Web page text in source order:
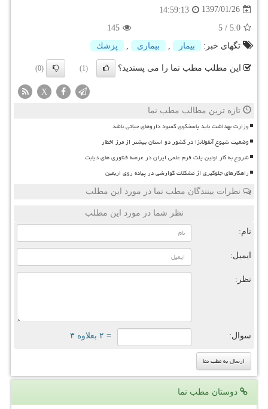
1397/01/26
14:59:13
5.0
/
5
145
تگهای خبر:
بیمار بیماری پزشك
این مطلب مطب نما را می پسندید؟ (1)
(0)
X
تازه ترین مطالب مطب نما
وزارت بهداشت باید پاسخگوی کمبود داروهای حیاتی باشد
وضعیت شیوع آنفولانزا در کشور دو استان بیشتر از مرز اخطار
شروع به کار اولین پلت فرم علمی ایران در عرصه فناوری های دیابت
راهکارهای جلوگیری از مشکلات گوارشی در پیاده روی اربعین
نظرات بینندگان مطب نما در مورد این مطلب
نظر شما در مورد این مطلب
نام:
ایمیل:
نظر:
سوال: = ۲ بعلاوه ۳
دوستان مطب نما